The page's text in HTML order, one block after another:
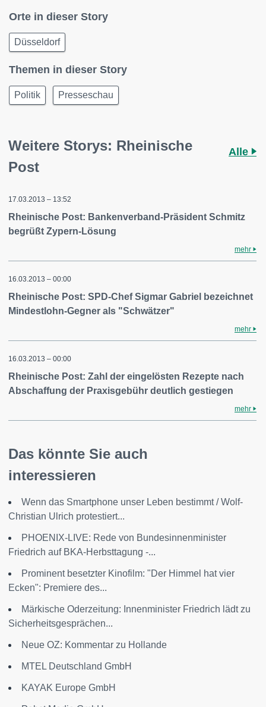
Orte in dieser Story
Düsseldorf
Themen in dieser Story
Politik Presseschau
Weitere Storys: Rheinische
Post
Alle
17.03.2013 – 13:52
Rheinische Post: Bankenverband-Präsident Schmitz
begrüßt Zypern-Lösung
mehr
16.03.2013 – 00:00
Rheinische Post: SPD-Chef Sigmar Gabriel bezeichnet
Mindestlohn-Gegner als "Schwätzer"
mehr
16.03.2013 – 00:00
Rheinische Post: Zahl der eingelösten Rezepte nach
Abschaffung der Praxisgebühr deutlich gestiegen
mehr
Das könnte Sie auch
interessieren
Wenn das Smartphone unser Leben bestimmt / Wolf-
Christian Ulrich protestiert...
PHOENIX-LIVE: Rede von Bundesinnenminister
Friedrich auf BKA-Herbsttagung -...
Prominent besetzter Kinofilm: "Der Himmel hat vier
Ecken": Premiere des...
Märkische Oderzeitung: Innenminister Friedrich lädt zu
Sicherheitsgesprächen...
Neue OZ: Kommentar zu Hollande
MTEL Deutschland GmbH
KAYAK Europe GmbH